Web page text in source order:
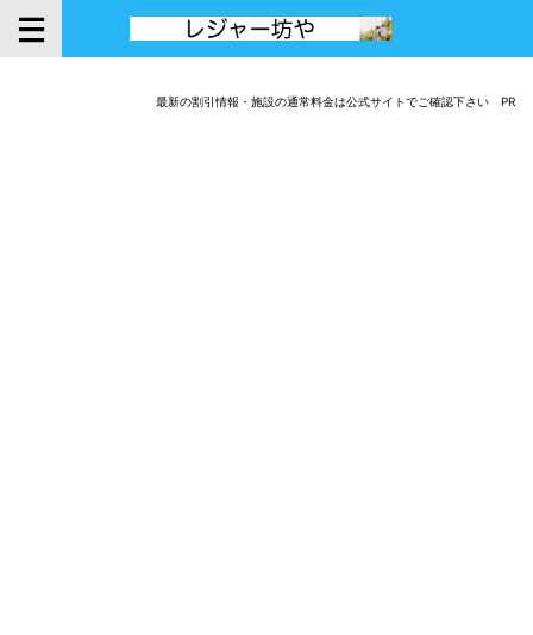
最新の割引情報・施設の通常料金は公式サイトでご確認下さい PR